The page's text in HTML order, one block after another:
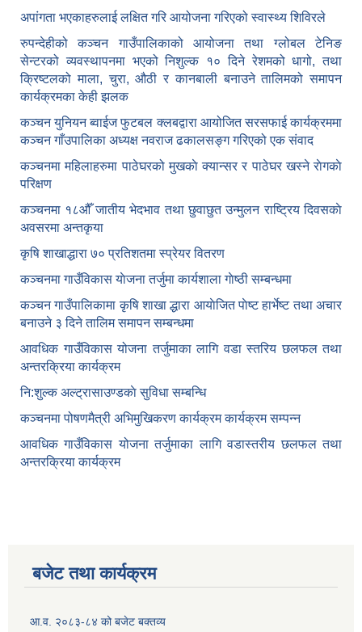
अपांगता भएकाहरुलाई लक्षित गरि आयोजना गरिएको स्वास्थ्य शिविरले
रुपन्देहीको कञ्चन गाउँपालिकाको आयोजना तथा ग्लोबल टेनिङ
सेन्टरको व्यवस्थापनमा भएको निशुल्क १० दिने रेशमको धागो, तथा
क्रिष्टलको माला, चुरा, औठी र कानबाली बनाउने तालिमको समापन
कार्यक्रमका केही झलक
कञ्चन युनियन ब्वाईज फुटबल क्लबद्वारा आयोजित सरसफाई कार्यक्रममा
कञ्चन गाँउपालिका अध्यक्ष नवराज ढकालसङ्ग गरिएको एक संवाद
कञ्‍चनमा महिलाहरुमा पाठेघरको मुखकाे क्यान्सर र पाठेघर खस्‍ने राेगकाे
परिक्षण
कञ्‍चनमा १८औँ जातीय भेदभाव तथा छुवाछुत उन्मुलन राष्ट्रिय दिवसकाे
अवसरमा अन्तकृया
कृषि शाखाद्धारा ७० प्रतिशतमा स्प्रेयर वितरण
कञ्‍चनमा गाउँविकास याेजना तर्जुमा कार्यशाला गाेष्ठी सम्बन्धमा
कञ्‍चन गाउँपालिकामा कृषि शाखा द्धारा आयाेजित पाेष्ट हार्भेष्ट तथा अचार
बनाउने ३ दिने तालिम समापन सम्बन्‍धमा
आवधिक गाउँविकास योजना तर्जुमाका लागि वडा स्तरिय छलफल तथा
अन्तरक्रिया कार्यक्रम
नि:शुल्क अल्ट्रासाउण्डकाे सुविधा सम्बन्धि
कञ्चनमा पोषणमैत्री अभिमुखिकरण कार्यक्रम कार्यक्रम सम्पन्न
आवधिक गाउँविकास योजना तर्जुमाका लागि वडास्तरीय छलफल तथा
अन्तरक्रिया कार्यक्रम
बजेट तथा कार्यक्रम
आ.व. २०८३-८४ को बजेट बक्तव्य